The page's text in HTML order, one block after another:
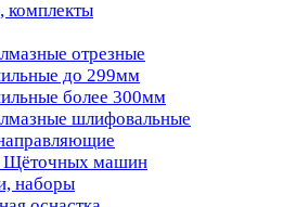
комплекты
отрезные
до 299мм
более 300мм
шлифовальные
Щёточных машин
наборы